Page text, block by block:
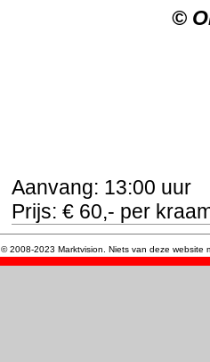
©
Aanvang: 13:00 uur
Prijs: € 60,- per
© 2008-2023 Marktvision. Niets van deze website